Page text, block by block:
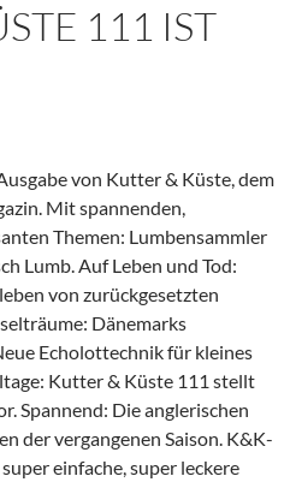
111 IST
von Kutter & Küste, dem
Mit spannenden,
Themen: Lumbensammler
Lumb. Auf Leben und Tod:
von zurückgesetzten
Dänemarks
Echolottechnik für kleines
Kutter & Küste 111 stellt
Spannend: Die anglerischen
der vergangenen Saison. K&K-
einfache, super leckere